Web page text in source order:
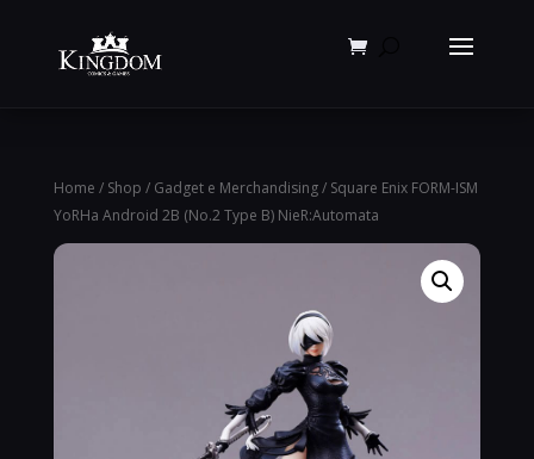
Home / Shop / Gadget e Merchandising/ Square Enix FORM-ISM
YoRHa Android 2B (No.2 Type B) NieR:Automata